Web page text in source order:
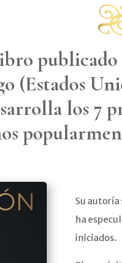
(Estados
los 7
Su autoría
ha
iniciados.